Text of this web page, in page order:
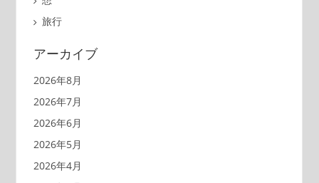
旅行
アーカイブ
2026年8月
2026年7月
2026年6月
2026年5月
2026年4月